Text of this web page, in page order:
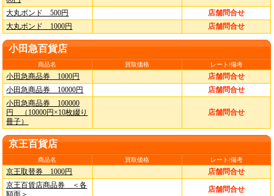
大丸ボンド 500円
店舗問合せ
大丸ボンド 1000円
店舗問合せ
小田急百貨店
商品名 買取価格 レート/備考
小田急商品券 1000円
店舗問合せ
小田急商品券 10000円
店舗問合せ
小田急商品券 100000
円 （10000円×10枚綴り
冊子）
店舗問合せ
京王百貨店
商品名 買取価格 レート/備考
京王取替券 1000円
店舗問合せ
京王百貨店商品券 ＜各
額面＞
店舗問合せ